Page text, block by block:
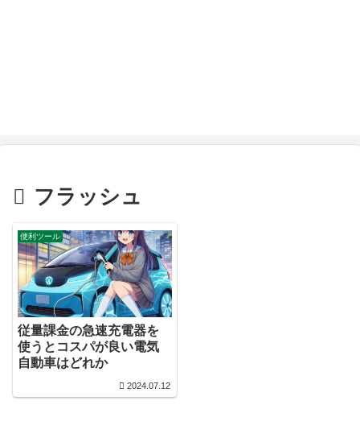
フラッシュ
便利ツール
従量課金の急速充電器を
使うとコスパが良い電気
自動車はどれか
2024.07.12